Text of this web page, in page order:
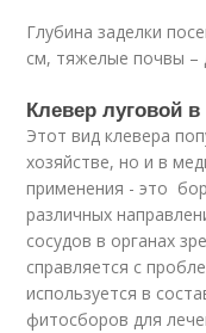
Глубина заделки
см, тяжелые почвы –
Клевер луговой
Этот вид клевера
хозяйстве, но и в
применения - это
различных
сосудов в органах
справляется с
используется в
фитосборов для